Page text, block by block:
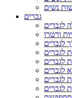
נשים
גברים
לגברים
ורטרו
לגברים
לגברים
לגברים
לגברים
לגברים
לגברים